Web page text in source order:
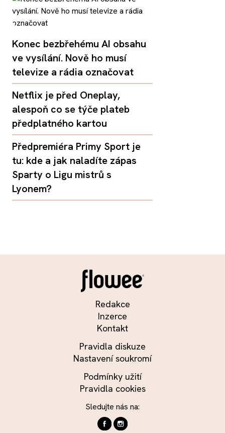
Konec bezbřehému AI obsahu
ve vysílání. Nově ho musí
televize a rádia označovat
Netflix je před Oneplay,
alespoň co se týče plateb
předplatného kartou
Předpremiéra Primy Sport je
tu: kde a jak naladíte zápas
Sparty o Ligu mistrů s
Lyonem?
Redakce
Inzerce
Kontakt
Pravidla diskuze
Nastavení soukromí
Podmínky užití
Pravidla cookies
Sledujte nás na: